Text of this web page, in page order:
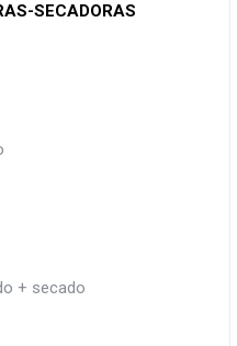
SECADORAS
+ secado